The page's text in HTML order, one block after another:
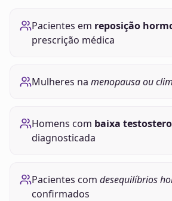
Pacientes em reposição
prescrição médica
Mulheres na menopausa ou
Homens com baixa
diagnosticada
Pacientes com desequilíbrios
confirmados